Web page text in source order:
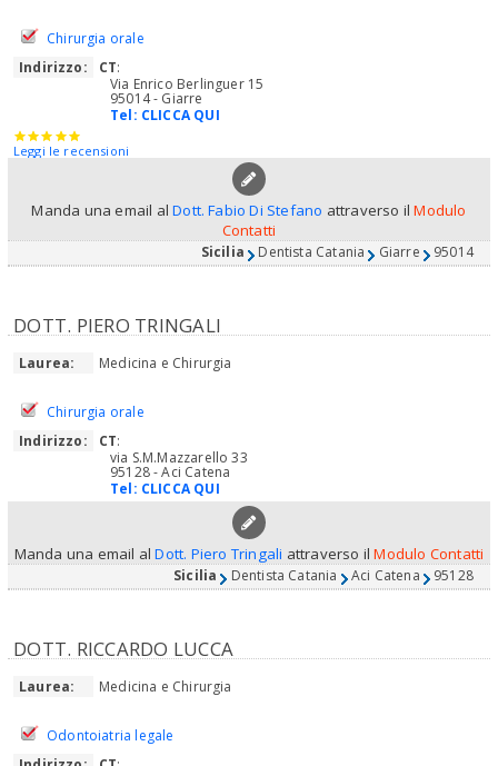
Chirurgia orale
Indirizzo:
CT:
Via Enrico Berlinguer 15
95014 - Giarre
Tel: CLICCA QUI
Leggi le recensioni
Manda una email alDott. Fabio Di Stefano attraverso ilModulo
Contatti
Sicilia Dentista Catania Giarre 95014
DOTT. PIERO TRINGALI
Laurea: Medicina e Chirurgia
Chirurgia orale
Indirizzo:
CT:
via S.M.Mazzarello 33
95128 - Aci Catena
Tel: CLICCA QUI
Manda una email alDott. Piero Tringali attraverso ilModulo Contatti
Sicilia Dentista Catania Aci Catena 95128
DOTT. RICCARDO LUCCA
Laurea: Medicina e Chirurgia
Odontoiatria legale